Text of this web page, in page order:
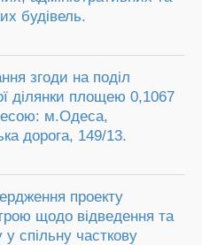
будівель.
згоди на поділ
ділянки площею 0,1067
м.Одеса,
дорога, 149/13.
проекту
щодо відведення та
у спільну часткову